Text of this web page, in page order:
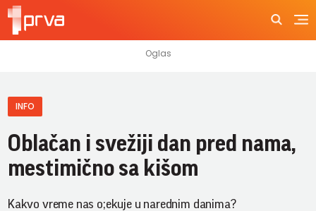
INFO
Oblačan i svežiji dan pred nama,
mestimično sa kišom
Kakvo vreme nas o;ekuje u narednim danima?